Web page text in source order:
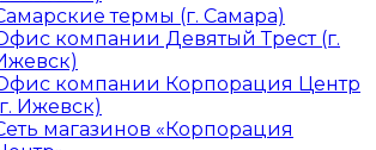
термы (г. Самара)
компании Девятый Трест (г.
компании Корпорация Центр
Ижевск)
магазинов «Корпорация